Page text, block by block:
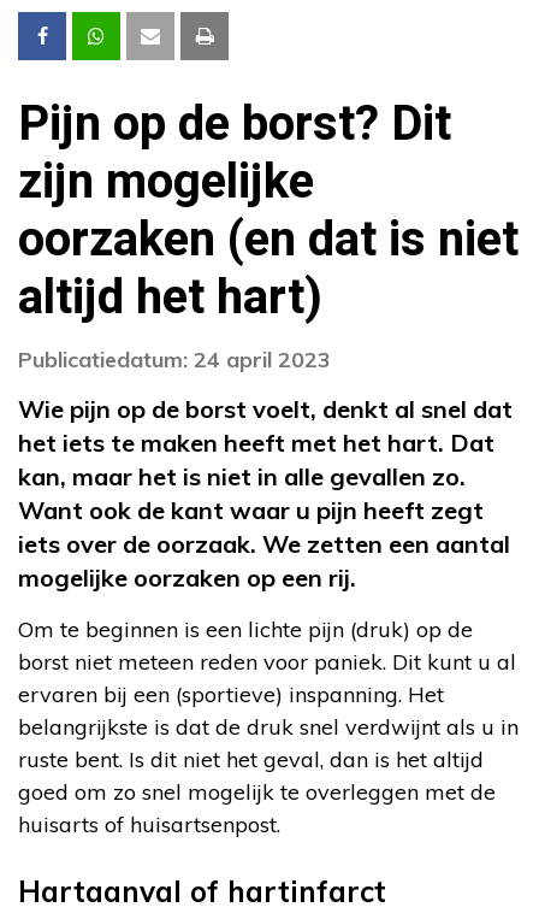
Pijn op de borst? Dit
zijn mogelijke
oorzaken (en dat is niet
altijd het hart)
Publicatiedatum: 24 april 2023
Wie pijn op de borst voelt, denkt al snel dat
het iets te maken heeft met het hart. Dat
kan, maar het is niet in alle gevallen zo.
Want ook de kant waar u pijn heeft zegt
iets over de oorzaak. We zetten een aantal
mogelijke oorzaken op een rij.
Om te beginnen is een lichte pijn (druk) op de
borst niet meteen reden voor paniek. Dit kunt u al
ervaren bij een (sportieve) inspanning. Het
belangrijkste is dat de druk snel verdwijnt als u in
ruste bent. Is dit niet het geval, dan is het altijd
goed om zo snel mogelijk te overleggen met de
huisarts of huisartsenpost.
Hartaanval of hartinfarct